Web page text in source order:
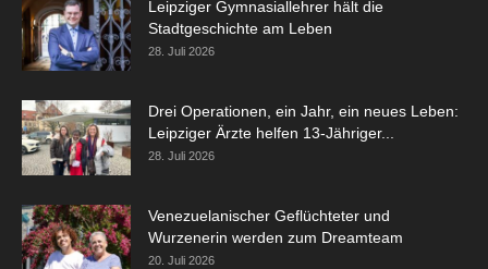
Leipziger Gymnasiallehrer hält die
Stadtgeschichte am Leben
28. Juli 2026
Drei Operationen, ein Jahr, ein neues Leben:
Leipziger Ärzte helfen 13-Jähriger...
28. Juli 2026
Venezuelanischer Geflüchteter und
Wurzenerin werden zum Dreamteam
20. Juli 2026